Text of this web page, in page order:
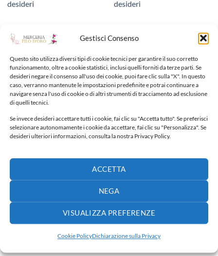
Gestisci Consenso
Questo sito utilizza diversi tipi di cookie tecnici per garantire il suo corretto
funzionamento, oltre a cookie statistici, inclusi quelli forniti da terze parti. Se
desideri negare il consenso all'uso dei cookie, puoi fare clic sulla "X". In questo
caso, verranno mantenute le impostazioni predefinite e potrai continuare a
navigare senza l'uso di cookie o di altri strumenti di tracciamento ad esclusione
di quelli tecnici.
Se invece desideri accettare tutti i cookie, fai clic su "Accetta tutto". Se preferisci
selezionare autonomamente i cookie da accettare, fai clic su "Personalizza". Se
desideri ulteriori informazioni, consulta la nostra Privacy Policy.
ACCETTA
NEGA
VISUALIZZA PREFERENZE
Cookie PolicyDichiarazione sulla Privacy
desideri desideri
NUOVI ARRIVI
Fiocco nascita
65,00€
40,00€
Fiocco nascita
Fiocco nascita
65,00€